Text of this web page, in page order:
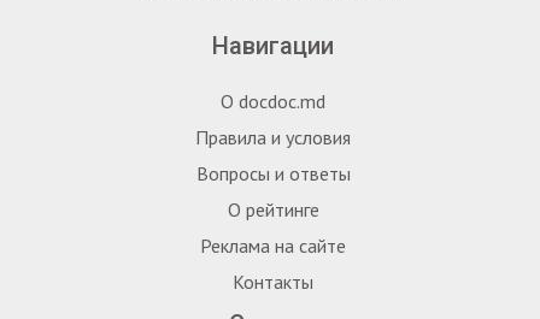
Навигации
О docdoc.md
Правила и условия
Вопросы и ответы
О рейтинге
Реклама на сайте
Контакты